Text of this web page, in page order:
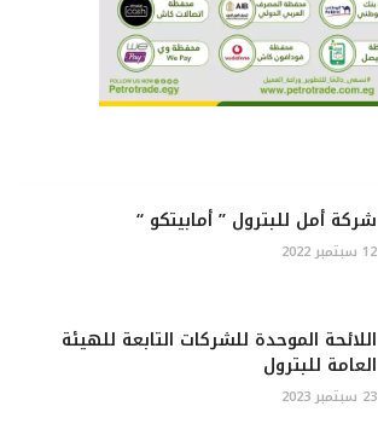
شركة أمل للبترول ” أمابيتكو “
12 سبتمبر 2022
اللائحة الموحدة للشركات التابعة للهيئة
العامة للبترول
23 سبتمبر 2023